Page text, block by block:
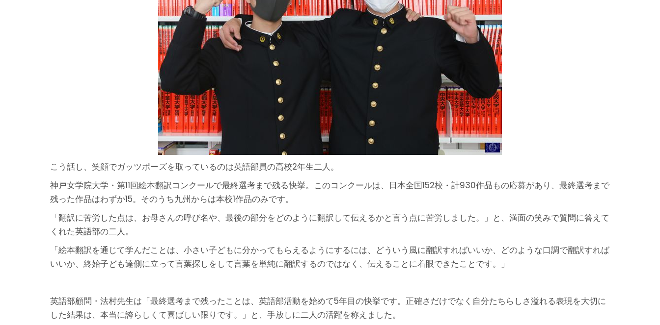
こう話し、笑顔でガッツポーズを取っているのは英語部員の高校2年生二人。
神戸女学院大学・第11回絵本翻訳コンクールで最終選考まで残る快挙。このコンクールは、日本全国152校・計930作品もの応募があり、最終選考まで
残った作品はわずか15。そのうち九州からは本校1作品のみです。
「翻訳に苦労した点は、お母さんの呼び名や、最後の部分をどのように翻訳して伝えるかと言う点に苦労しました。」と、満面の笑みで質問に答えて
くれた英語部の二人。
「絵本翻訳を通じて学んだことは、小さい子どもに分かってもらえるようにするには、どういう風に翻訳すればいいか、どのような口調で翻訳すれば
いいか、終始子ども達側に立って言葉探しをして言葉を単純に翻訳するのではなく、伝えることに着眼できたことです。」
英語部顧問・法村先生は「最終選考まで残ったことは、英語部活動を始めて5年目の快挙です。正確さだけでなく自分たちらしさ溢れる表現を大切に
した結果は、本当に誇らしくて喜ばしい限りです。」と、手放しに二人の活躍を称えました。